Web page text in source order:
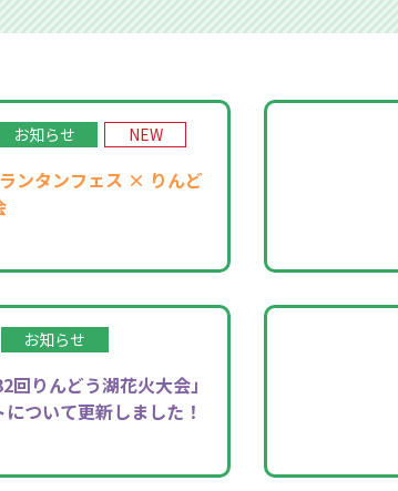
お知らせ NEW
ンタンフェス × りんど
お知らせ
回りんどう湖花火大会」
ついて更新しました！